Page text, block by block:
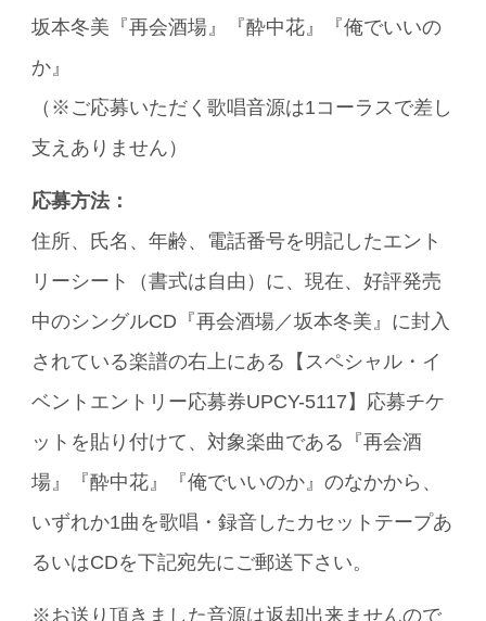
坂本冬美『再会酒場』『酔中花』『俺でいいの
か』
（※ご応募いただく歌唱音源は1コーラスで差し
支えありません）
応募方法：
住所、氏名、年齢、電話番号を明記したエント
リーシート（書式は自由）に、現在、好評発売
中のシングルCD『再会酒場／坂本冬美』に封入
されている楽譜の右上にある【スペシャル・イ
ベントエントリー応募券UPCY-5117】応募チケ
ットを貼り付けて、対象楽曲である『再会酒
場』『酔中花』『俺でいいのか』のなかから、
いずれか1曲を歌唱・録音したカセットテープあ
るいはCDを下記宛先にご郵送下さい。
※お送り頂きました音源は返却出来ませんので